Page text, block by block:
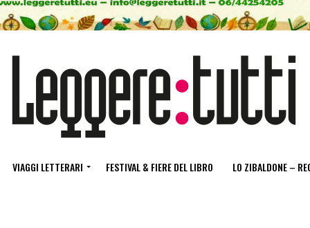
VIAGGI LETTERARI FESTIVAL & FIERE DEL LIBRO LO ZIBALDONE –